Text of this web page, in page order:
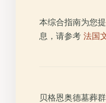
本综合指南为您
息，请参考 法国
贝格恩奥德墓葬